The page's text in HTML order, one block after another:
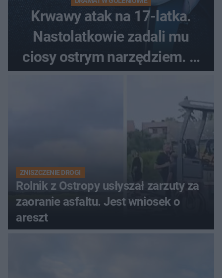
Krwawy atak na 17-latka.
Nastolatkowie zadali mu
ciosy ostrym narzędziem. O
ich losach zdecyduje sąd
ZNISZCZENIE DROGI
Rolnik z Ostropy usłyszał zarzuty za
zaoranie asfaltu. Jest wniosek o
areszt